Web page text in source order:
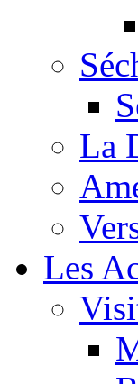
La
Les